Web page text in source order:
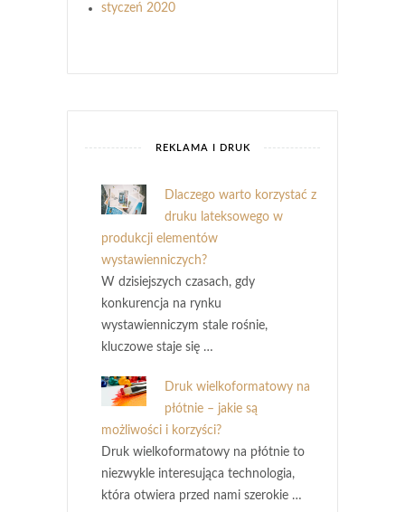
styczeń 2020
REKLAMA I DRUK
Dlaczego warto korzystać z
druku lateksowego w
produkcji elementów
wystawienniczych?
W dzisiejszych czasach, gdy
konkurencja na rynku
wystawienniczym stale rośnie,
kluczowe staje się …
Druk wielkoformatowy na
płótnie – jakie są
możliwości i korzyści?
Druk wielkoformatowy na płótnie to
niezwykle interesująca technologia,
która otwiera przed nami szerokie …